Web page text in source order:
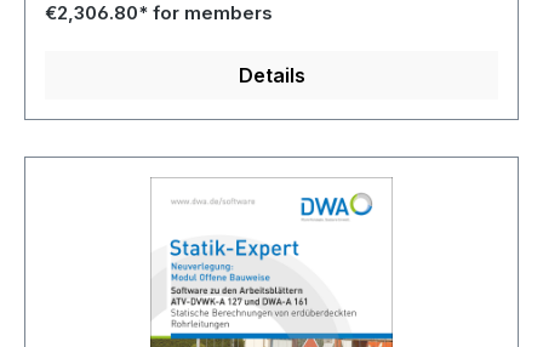
€2,306.80* for members
Details